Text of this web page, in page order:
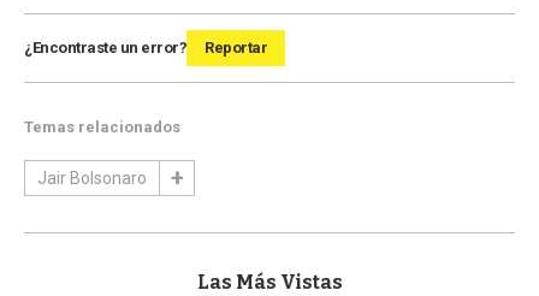
¿Encontraste un error? Reportar
Temas relacionados
Jair Bolsonaro
Las Más Vistas